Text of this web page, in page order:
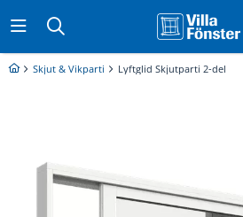
Skjut & Vikparti Lyftglid Skjutparti 2-del